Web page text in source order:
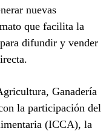
nuevas
que facilita la
difundir y vender
Ganadería
la participación del
(ICCA), la